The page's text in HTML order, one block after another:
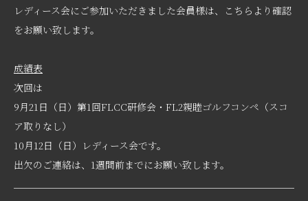
レディース会にご参加いただきました会員様は、こちらより確認
をお願い致します。
成績表
次回は
9月21日（日）第1回FLCC研修会・FL2親睦ゴルフコンペ（スコ
ア取りなし）
10月12日（日）レディース会です。
出欠のご連絡は、1週間前までにお願い致します。